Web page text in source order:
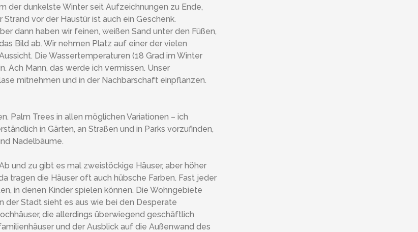
der dunkelste Winter seit Aufzeichnungen zu Ende,
vor der Haustür ist auch ein Geschenk.
dann haben wir feinen, weißen Sand unter den Füßen,
Bild ab. Wir nehmen Platz auf einer der vielen
Die Wassertemperaturen (18 Grad im Winter
Ach Mann, das werde ich vermissen. Unser
mitnehmen und in der Nachbarschaft einpflanzen.
Palm Trees in allen möglichen Variationen – ich
in Gärten, an Straßen und in Parks vorzufinden,
Nadelbäume.
und zu gibt es mal zweistöckige Häuser, aber höher
tragen die Häuser oft auch hübsche Farben. Fast jeder
in denen Kinder spielen können. Die Wohngebiete
Stadt sieht es aus wie bei den Desperate
die allerdings überwiegend geschäftlich
und der Ausblick auf die Außenwand des